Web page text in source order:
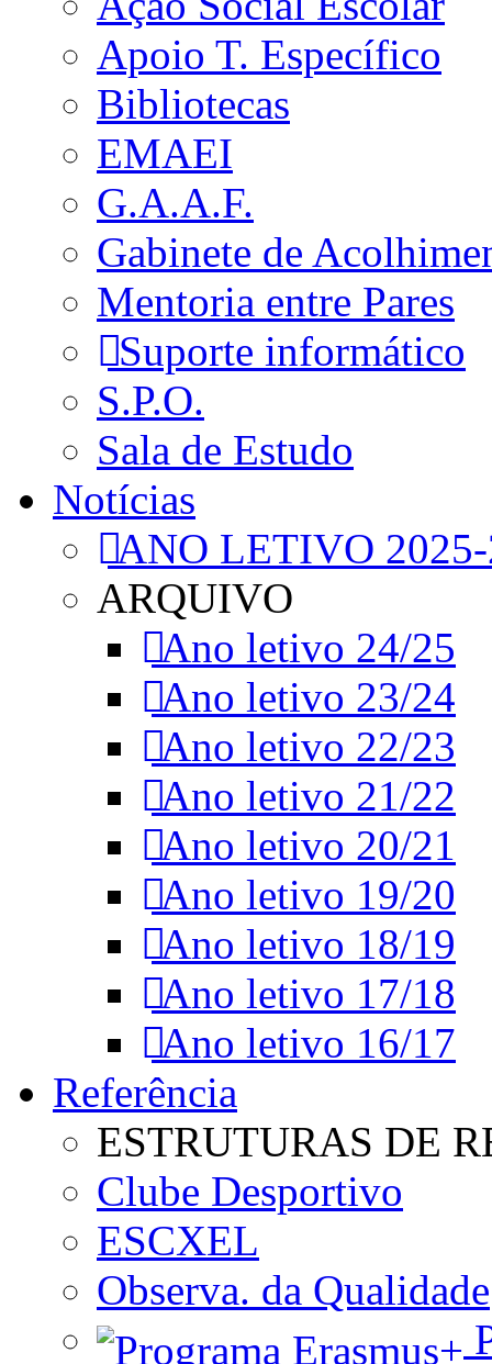
Apoio T. Específico
Bibliotecas
EMAEI
G.A.A.F.
Gabinete de
Mentoria entre Pares
Suporte informático
S.P.O.
Sala de Estudo
Notícias
ANO LETIVO
ARQUIVO
Ano letivo 24/25
Ano letivo 23/24
Ano letivo 22/23
Ano letivo 21/22
Ano letivo 20/21
Ano letivo 19/20
Ano letivo 18/19
Ano letivo 17/18
Ano letivo 16/17
Referência
ESTRUTURAS DE
Clube Desportivo
ESCXEL
Observa. da Qualidade